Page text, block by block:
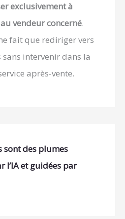
exclusivement à
vendeur concerné.
fait que rediriger vers
intervenir dans la
après-vente.
sont des plumes
l’IA et guidées par